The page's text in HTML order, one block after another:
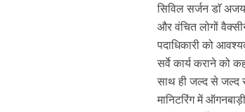
सिविल सर्जन डाॅ
और वंचित लोगों
पदाधिकारी को
सर्वे कार्य कराने को
साथ ही जल्द से जल्द
मानिटरिंग में